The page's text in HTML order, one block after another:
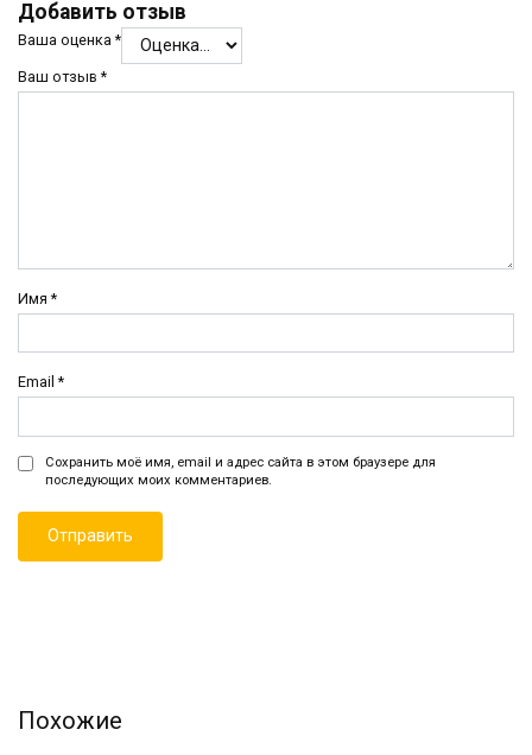
Добавить отзыв
Ваша оценка*
Ваш отзыв*
Имя*
Email*
Сохранить моё имя, email и адрес сайта в этом браузере для
последующих моих комментариев.
Похожие